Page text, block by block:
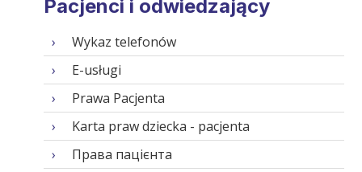
Pacjenci i odwiedzający
Wykaz telefonów
E-usługi
Prawa Pacjenta
Karta praw dziecka - pacjenta
Права пацієнта